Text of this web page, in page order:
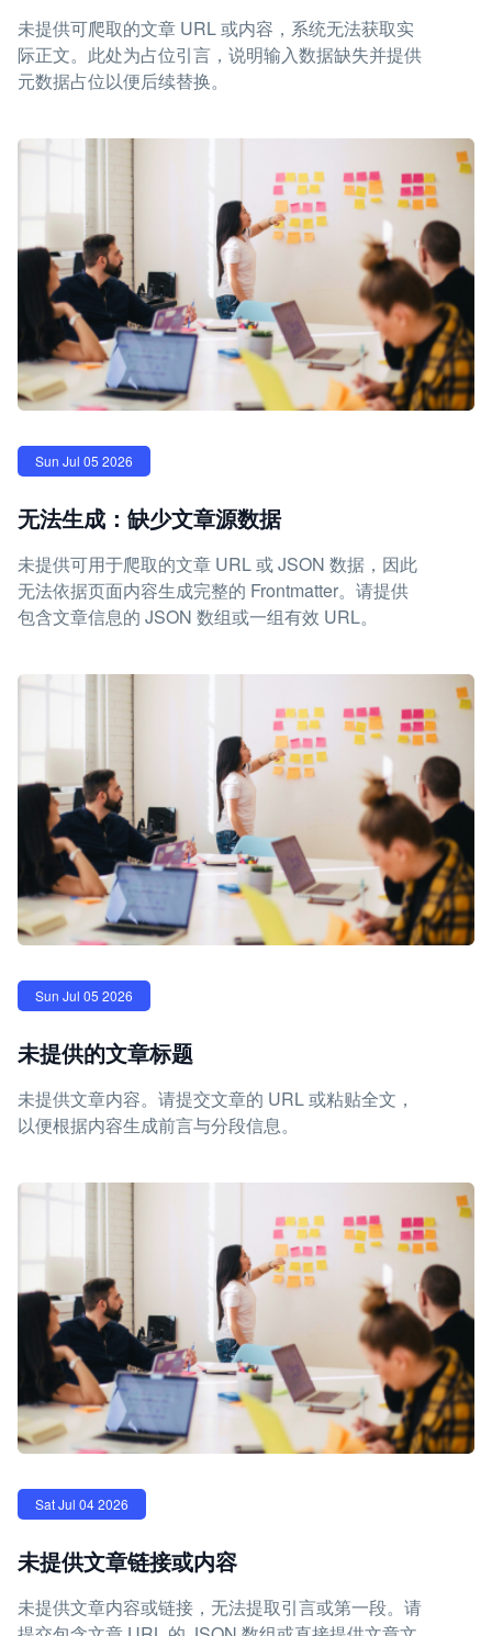
未提供可爬取的文章 URL 或内容，系统无法获取实
际正文。此处为占位引言，说明输入数据缺失并提供
元数据占位以便后续替换。
Sun Jul 05 2026
无法生成：缺少文章源数据
未提供可用于爬取的文章 URL 或 JSON 数据，因此
无法依据页面内容生成完整的 Frontmatter。请提供
包含文章信息的 JSON 数组或一组有效 URL。
Sun Jul 05 2026
未提供的文章标题
未提供文章内容。请提交文章的 URL 或粘贴全文，
以便根据内容生成前言与分段信息。
Sat Jul 04 2026
未提供文章链接或内容
未提供文章内容或链接，无法提取引言或第一段。请